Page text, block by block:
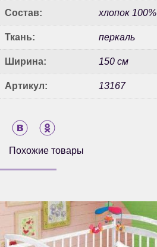
Состав: хлопок 100%
Ткань: перкаль
Ширина: 150 см
Артикул: 13167
Похожие товары